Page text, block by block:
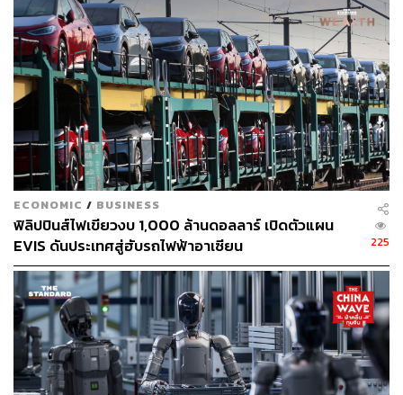
สำหรับประเทศไทย การสั่งซื้อบน Configuration ออนไลน์
สำหรับรถรุ่น Model 3 และ Model Y จะเปิดตั้งแต่ช่วงบ่าย
ของวันที่ 7 ธันวาคม 2565 โดยจะส่งมอบรถทุกรุ่นเริ่มตั้งแต่
ไตรมาส 1/66
นอกจากนี้ Tesla ได้ตั้งเป้าเปิดศูนย์บริการ Tesla แห่งแรกใน
ไตรมาสที่ 1 ทันทีหลังจากการส่งมอบรถชุดที่ 1
ใครที่อยากได้ Tesla สามารถสั่งซื้อทางออนไลน์ได้ที่https://
www.tesla.com/th_TH
ECONOMIC / BUSINESS
ฟิลิปปินส์ไฟเขียวงบ 1,000 ล้านดอลลาร์ เปิดตัวแผน
EVIS ดันประเทศสู่ฮับรถไฟฟ้าอาเซียน
225